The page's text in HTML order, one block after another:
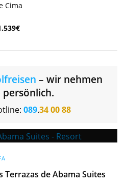
Cima
– wir nehmen
persönlich.
089.34 00 88
Terrazas de Abama Suites